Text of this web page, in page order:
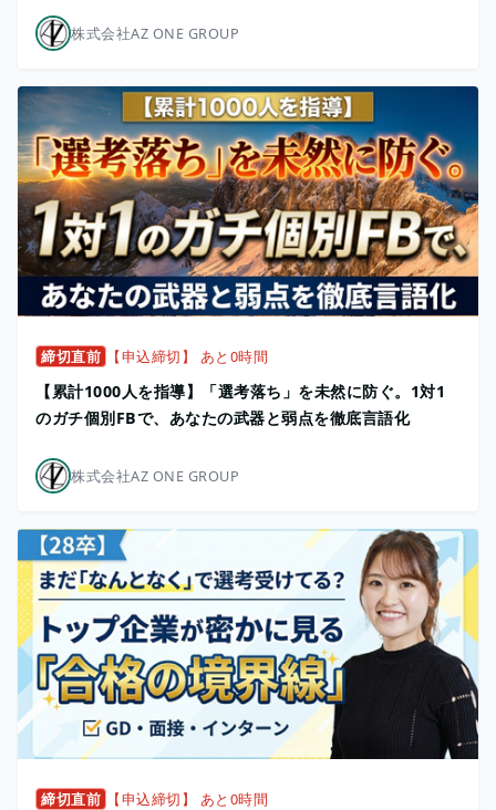
株式会社AZ ONE GROUP
締切直前 【申込締切】 あと0時間
【累計1000人を指導】「選考落ち」を未然に防ぐ。1対1
のガチ個別FBで、あなたの武器と弱点を徹底言語化
株式会社AZ ONE GROUP
締切直前 【申込締切】 あと0時間